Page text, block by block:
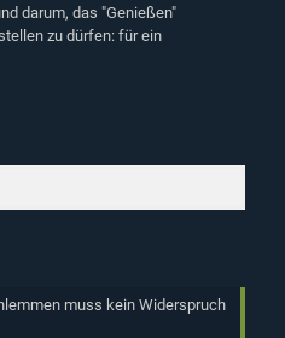
darum, das "Genießen"
zu dürfen: für ein
muss kein Widerspruch